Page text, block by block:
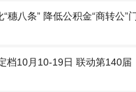
穗八条” 降低公积金“商转公”
档10月10-19日 联动第140届